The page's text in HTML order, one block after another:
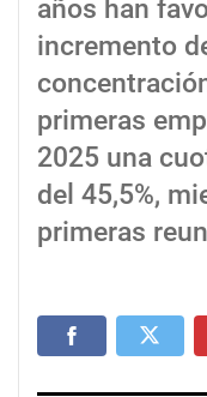
años han
incremento
primeras
2025 una
del 45,5%,
primeras